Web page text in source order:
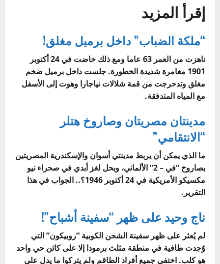
إقرأ المزيد
“ملكة الضباب” داخل برميل مغلق!
ناهزت من العمر 63 عاما ومع ذلك خاضت في 24 أكتوبر
1901 مغامرة شديدة الخطورة. جلست داخل برميل ضخم
مغلق وتدحرجت من قمة شلالات نياجارا وهوت إلى الأسفل
مع المياه المتدفقة.
مدينتان مصريتان وصاروخ هتلر
“الانتقامي”
ما الذي يمكن أن يربط مدينتي أسوان والإسكندرية المصريتين
بصاروخ “في – 2” الألماني، وبحل لغز أبدي في صحراء نيو
مكسيكو الأمريكية في 24 أكتوبر 1946؟.. الجواب في هذا
التقرير.
ناج وحيد على ظهر “سفينة أشباح”!
لم يُعثر على ظهر سفينة الشحن الكوبية “روبيكون” التي
وُجدت طافية في منطقة مثلث برمودا إلا على كائن حي واحد
هو كلب. اختفى جميع أفراد الطاقم ولم يتركوا ما يدل على